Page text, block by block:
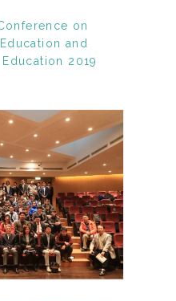
on
and
2019